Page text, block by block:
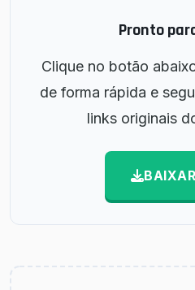
Pronto
Clique no botão
de forma rápida e
links originais